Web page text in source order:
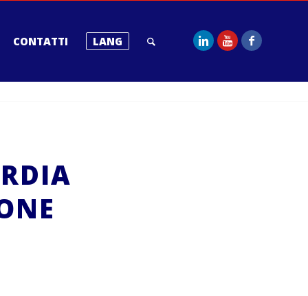
CONTATTI LANG